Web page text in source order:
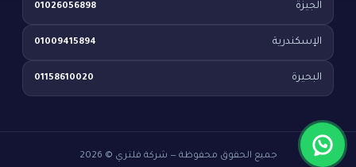
الجيزة 01026056898
الإسكندرية 01009415894
البحيرة 01158610020
جميع الحقوق محفوظة — شركة فلتري © 2026